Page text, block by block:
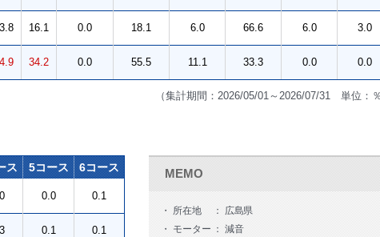
16.1 0.0 18.1 6.0 66.6 6.0 3.0
34.2 0.0 55.5 11.1 33.3 0.0 0.0
（集計期間：2026/05/01～2026/07/31 単位：
ス 5コース 6コース
0.0 0.1
0.1 0.1
MEMO
所在地
広島県
モーター
減音